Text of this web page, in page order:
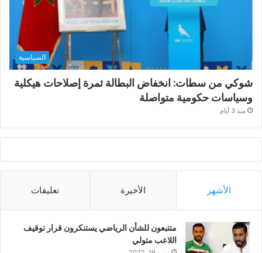
السياسية
شوكي من سطات: انخفاض البطالة ثمرة إصلاحات هيكلية
وسياسات حكومية متواصلة
منذ 3 أيام
الأشهر الأخيرة تعليقات
متتبعون للشأن الرياضي يستنكرون قرار توقيف
اللاعب متولي